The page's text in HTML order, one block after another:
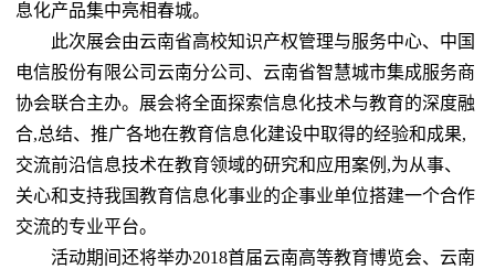
息化产品集中亮相春城。
此次展会由云南省高校知识产权管理与服务中心、中国
电信股份有限公司云南分公司、云南省智慧城市集成服务商
协会联合主办。展会将全面探索信息化技术与教育的深度融
合,总结、推广各地在教育信息化建设中取得的经验和成果,
交流前沿信息技术在教育领域的研究和应用案例,为从事、
关心和支持我国教育信息化事业的企事业单位搭建一个合作
交流的专业平台。
活动期间还将举办2018首届云南高等教育博览会、云南